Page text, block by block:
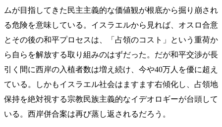
ムが目指してきた民主主義的な価値観が根底から掘り崩され
る危険を意味している。イスラエルから見れば、オスロ合意
とその後の和平プロセスは、「占領のコスト」という重荷か
ら自らを解放する取り組みのはずだった。だが和平交渉が長
引く間に西岸の入植者数は増え続け、今や40万人を優に超え
ている。しかもイスラエル社会はますます右傾化し、占領地
保持を絶対視する宗教民族主義的なイデオロギーが台頭して
いる。西岸併合案は再び蒸し返されるだろう。